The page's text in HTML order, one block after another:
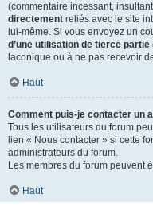
(commentaire incessant,
directement reliés avec le site
lui-même. Si vous envoyez un
d’une utilisation de tierce partie
laconique ou à ne pas recevoir
Haut
Comment puis-je contacter un
Tous les utilisateurs du forum
lien « Nous contacter » si cette
administrateurs du forum.
Les membres du forum peuvent
Haut